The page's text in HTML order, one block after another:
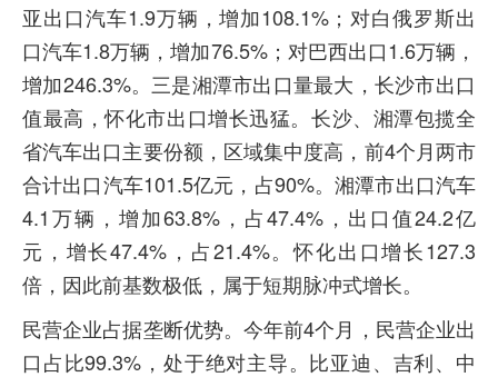
亚出口汽车1.9万辆，增加108.1%；对白俄罗斯出
口汽车1.8万辆，增加76.5%；对巴西出口1.6万辆，
增加246.3%。三是湘潭市出口量最大，长沙市出口
值最高，怀化市出口增长迅猛。长沙、湘潭包揽全
省汽车出口主要份额，区域集中度高，前4个月两市
合计出口汽车101.5亿元，占90%。湘潭市出口汽车
4.1万辆，增加63.8%，占47.4%，出口值24.2亿
元，增长47.4%，占21.4%。怀化出口增长127.3
倍，因此前基数极低，属于短期脉冲式增长。
民营企业占据垄断优势。今年前4个月，民营企业出
口占比99.3%，处于绝对主导。比亚迪、吉利、中